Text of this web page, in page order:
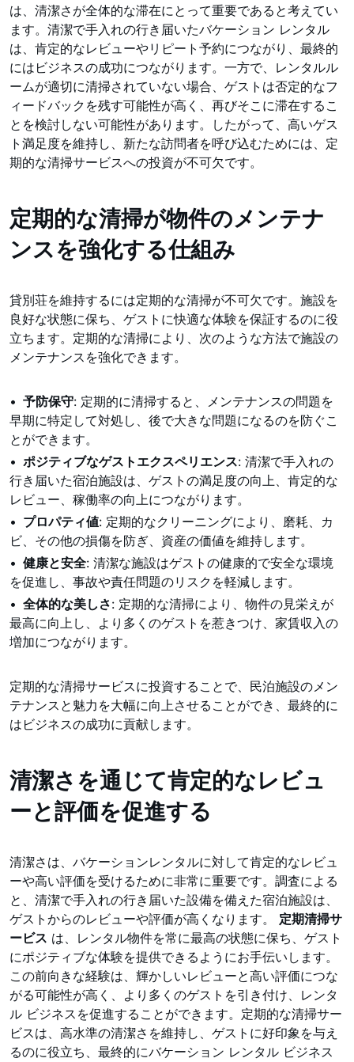
は、清潔さが全体的な滞在にとって重要であると考えてい
ます。清潔で手入れの行き届いたバケーション レンタル
は、肯定的なレビューやリピート予約につながり、最終的
にはビジネスの成功につながります。一方で、レンタルル
ームが適切に清掃されていない場合、ゲストは否定的なフ
ィードバックを残す可能性が高く、再びそこに滞在するこ
とを検討しない可能性があります。したがって、高いゲス
ト満足度を維持し、新たな訪問者を呼び込むためには、定
期的な清掃サービスへの投資が不可欠です。
定期的な清掃が物件のメンテナ
ンスを強化する仕組み
貸別荘を維持するには定期的な清掃が不可欠です。施設を
良好な状態に保ち、ゲストに快適な体験を保証するのに役
立ちます。定期的な清掃により、次のような方法で施設の
メンテナンスを強化できます。
予防保守: 定期的に清掃すると、メンテナンスの問題を
早期に特定して対処し、後で大きな問題になるのを防ぐこ
とができます。
ポジティブなゲストエクスペリエンス: 清潔で手入れの
行き届いた宿泊施設は、ゲストの満足度の向上、肯定的な
レビュー、稼働率の向上につながります。
プロパティ値: 定期的なクリーニングにより、磨耗、カ
ビ、その他の損傷を防ぎ、資産の価値を維持します。
健康と安全: 清潔な施設はゲストの健康的で安全な環境
を促進し、事故や責任問題のリスクを軽減します。
全体的な美しさ: 定期的な清掃により、物件の見栄えが
最高に向上し、より多くのゲストを惹きつけ、家賃収入の
増加につながります。
定期的な清掃サービスに投資することで、民泊施設のメン
テナンスと魅力を大幅に向上させることができ、最終的に
はビジネスの成功に貢献します。
清潔さを通じて肯定的なレビュ
ーと評価を促進する
清潔さは、バケーションレンタルに対して肯定的なレビュ
ーや高い評価を受けるために非常に重要です。調査による
と、清潔で手入れの行き届いた設備を備えた宿泊施設は、
ゲストからのレビューや評価が高くなります。 定期清掃サ
ービス は、レンタル物件を常に最高の状態に保ち、ゲスト
にポジティブな体験を提供できるようにお手伝いします。
この前向きな経験は、輝かしいレビューと高い評価につな
がる可能性が高く、より多くのゲストを引き付け、レンタ
ル ビジネスを促進することができます。定期的な清掃サー
ビスは、高水準の清潔さを維持し、ゲストに好印象を与え
るのに役立ち、最終的にバケーション レンタル ビジネス